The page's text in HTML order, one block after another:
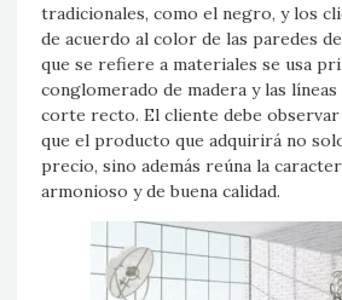
tradicionales, como el negro, y los
de acuerdo al color de las paredes
que se refiere a materiales se usa
conglomerado de madera y las
corte recto. El cliente debe
que el producto que adquirirá no
precio, sino además reúna la
armonioso y de buena calidad.